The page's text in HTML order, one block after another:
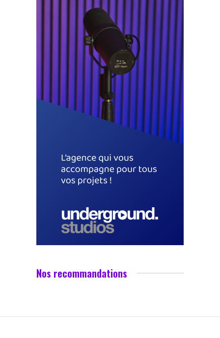
Nos recommandations